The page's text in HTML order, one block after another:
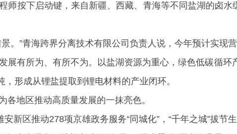
师按下启动键，来自新疆、西藏、青海等不同盐湖的卤水
。”青海跨界分离技术有限公司负责人说，今年预计实现营
展有所为、有所不为。以盐湖资源为重心，绿色低碳循环
形成从锂盐提取到锂电材料的产业闭环。
地区推动高质量发展的一抹亮色。
新区推动278项京雄政务服务“同城化”，“千年之城”拔节生